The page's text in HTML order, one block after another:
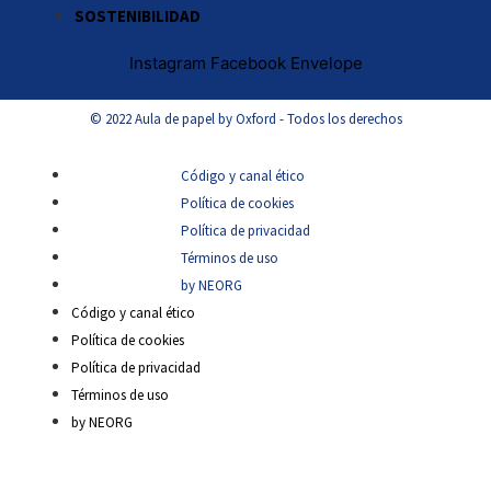
SOSTENIBILIDAD
Instagram Facebook Envelope
© 2022 Aula de papel by Oxford - Todos los derechos
Código y canal ético
Política de cookies
Política de privacidad
Términos de uso
by NEORG
Código y canal ético
Política de cookies
Política de privacidad
Términos de uso
by NEORG